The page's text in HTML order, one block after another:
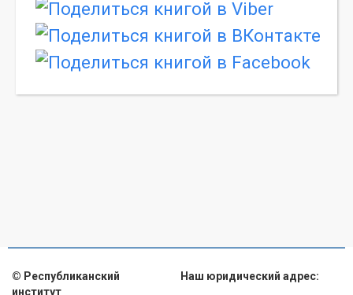
© Республиканский
институт
Наш юридический адрес: